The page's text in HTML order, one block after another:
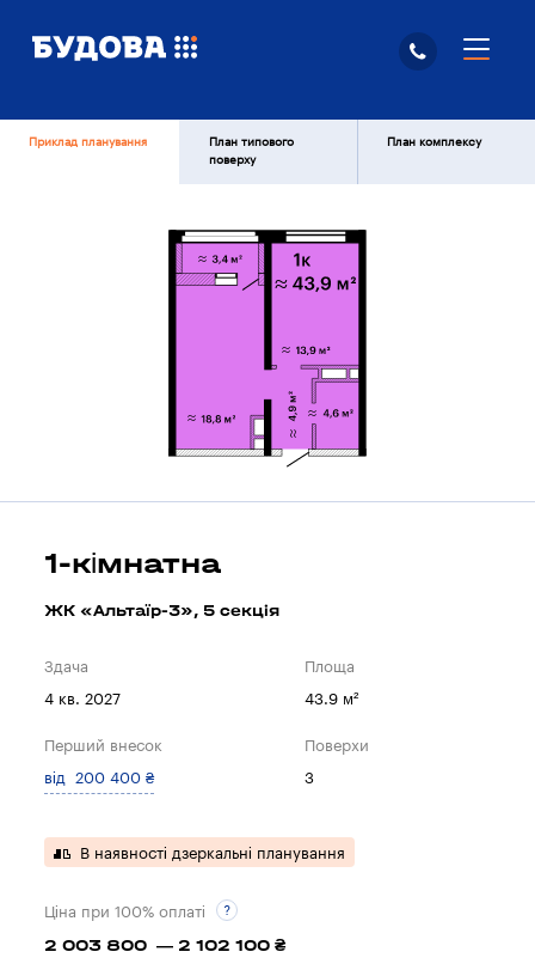
Приклад планування
План типового
поверху
План комплексу
1-кімнатна
ЖК «Альтаїр-3», 5 секцiя
Здача
4 кв. 2027
Площа
43.9 м²
Перший внесок
від 200 400 ₴
Поверхи
3
В наявності дзеркальні планування
Ціна при 100% оплаті
2 003 800 — 2 102 100 ₴